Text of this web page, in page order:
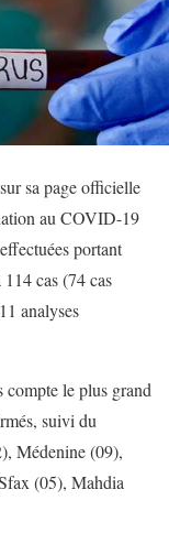
sa page officielle
au COVID-19
portant
cas (74 cas
analyses
compte le plus grand
suivi du
Médenine (09),
(05), Mahdia